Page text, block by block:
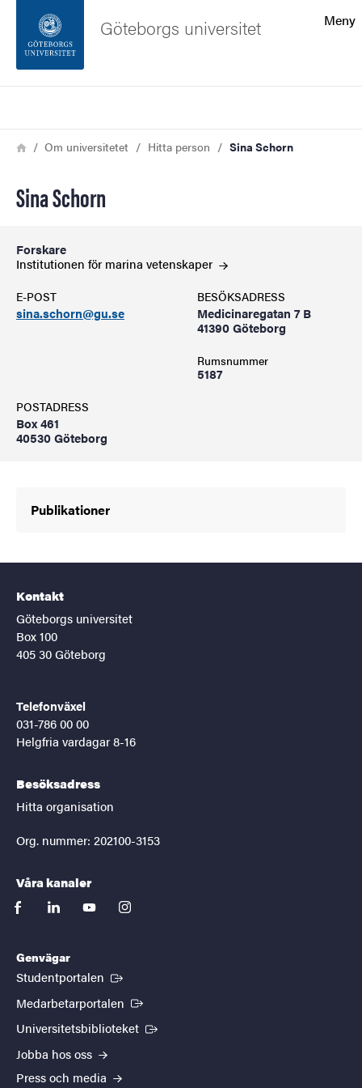
Sidfoten
Meny
Göteborgs universitet
Länkstig
HemOm universitetet Hitta person Sina Schorn
Sina Schorn
Forskare
Institutionen för marina vetenskaper
E-POST
sina.schorn@gu.se
BESÖKSADRESS
Medicinaregatan 7 B
41390 Göteborg
Rumsnummer
5187
POSTADRESS
Box 461
40530 Göteborg
Publikationer
Kontakt
Göteborgs universitet
Box 100
405 30 Göteborg
Telefonväxel
031-786 00 00
Helgfria vardagar 8-16
Besöksadress
Hitta organisation
Org. nummer: 202100-3153
Våra kanaler
facebooklinkedinyoutubeinstagram
Genvägar
Studentportalen (Extern länk)
Medarbetarportalen (Extern länk)
Universitetsbiblioteket (Extern länk)
Jobba hos oss
Press och media